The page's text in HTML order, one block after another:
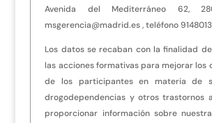
Avenida del Mediterráneo 62,
msgerencia@madrid.es , teléfono
Los datos se recaban con la finalidad
las acciones formativas para mejorar los
de los participantes en materia de
drogodependencias y otros trastornos
proporcionar información sobre